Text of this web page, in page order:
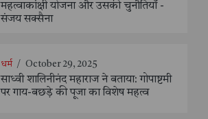
महत्वाकांक्षी योजना और उसकी चुनौतियाँ -
संजय सक्सैना
धर्म / October 29, 2025
साध्वी शालिनीनंद महाराज ने बताया: गोपाष्टमी
पर गाय-बछड़े की पूजा का विशेष महत्व